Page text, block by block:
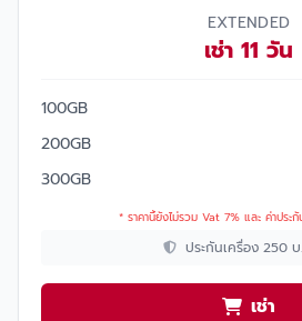
EXTENDED
เช่า 11 วัน
100GB
200GB
300GB
* ราคานี้ยังไม่รวม Vat 7% และ ค่าประ
ประกันเครื่อง 250
เช่า